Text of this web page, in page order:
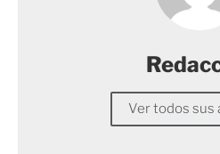
Ver todos sus